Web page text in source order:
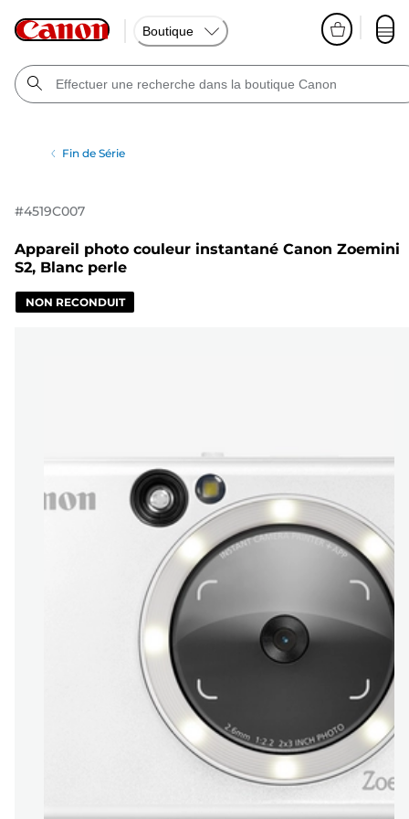
Boutique
Fin de Série
#4519C007
Appareil photo couleur instantané Canon Zoemini
S2, Blanc perle
NON RECONDUIT